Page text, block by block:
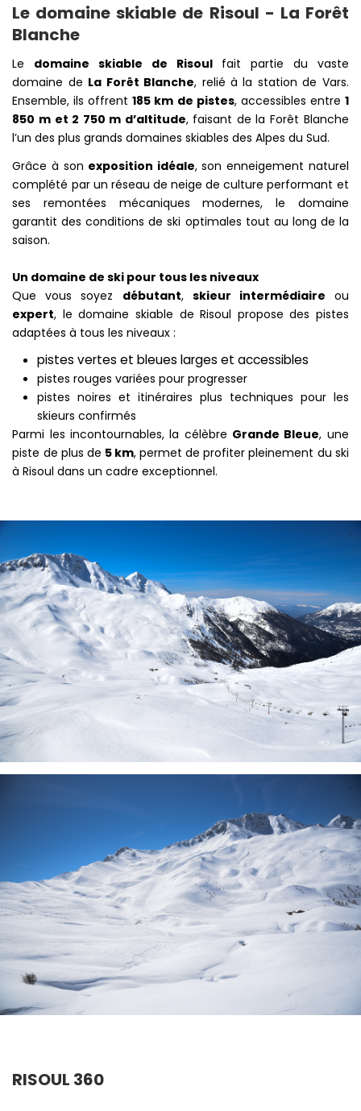
Le domaine skiable de Risoul - La Forêt
Blanche
Le domaine skiable de Risoulfait partie du vaste
domaine de La Forêt Blanche, relié à la station de Vars.
Ensemble, ils offrent185 km de pistes, accessibles entre 1
850 m et 2 750 m d’altitude, faisant de la Forêt Blanche
l’un des plus grands domaines skiables des Alpes du Sud.
Grâce à son exposition idéale, son enneigement naturel
complété par un réseau de neige de culture performant et
ses remontées mécaniques modernes, le domaine
garantit des conditions de ski optimales tout au long de la
saison.
Un domaine de ski pour tous les niveaux
Que vous soyez débutant, skieur intermédiaire ou
expert, le domaine skiable de Risoul propose des pistes
adaptées à tous les niveaux :
pistes vertes et bleues larges et accessibles
pistes rouges variées pour progresser
pistes noires et itinéraires plus techniques pour les
skieurs confirmés
Parmi les incontournables, la célèbre Grande Bleue, une
piste de plus de 5 km, permet de profiter pleinement du ski
à Risoul dans un cadre exceptionnel.
RISOUL 360